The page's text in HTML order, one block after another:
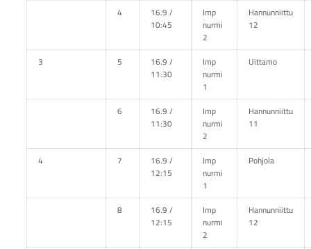
4
16.9 /
10:45
Imp
nurmi
2
Hannunniittu
12
3 5
16.9 /
11:30
Imp
nurmi
1
Uittamo
6
16.9 /
11:30
Imp
nurmi
2
Hannunniittu
11
4 7
16.9 /
12:15
Imp
nurmi
1
Pohjola
8
16.9 /
12:15
Imp
nurmi
2
Hannunniittu
12